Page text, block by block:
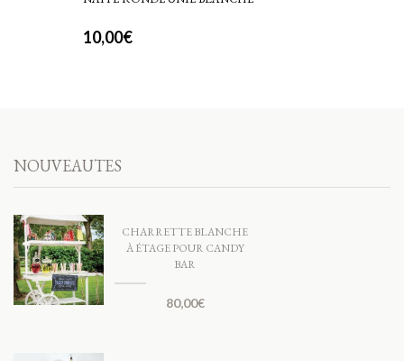
10,00€
NOUVEAUTES
CHARRETTE BLANCHE
À ÉTAGE POUR CANDY
BAR
80,00€